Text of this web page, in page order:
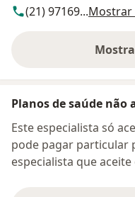
(21) 97169...Mostrar
Planos de saúde não
Este especialista só
pode pagar particular
especialista que